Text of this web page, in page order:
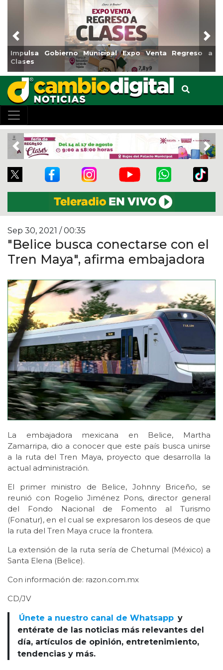
Impulsa Gobierno Municipal Expo Venta Regreso a
Clases
Previous
Previous
Sep 30, 2021 / 00:35
"Belice busca conectarse con el
Tren Maya", afirma embajadora
La embajadora mexicana en Belice, Martha
Zamarripa, dio a conocer que este país busca unirse
a la ruta del Tren Maya, proyecto que desarrolla la
actual administración.
El primer ministro de Belice, Johnny Briceño, se
reunió con Rogelio Jiménez Pons, director general
del Fondo Nacional de Fomento al Turismo
(Fonatur), en el cual se expresaron los deseos de que
la ruta del Tren Maya cruce la frontera.
La extensión de la ruta sería de Chetumal (México) a
Santa Elena (Belice).
Con información de: razon.com.mx
CD/JV
Únete a nuestro canal de Whatsapp y
entérate de las noticias más relevantes del
día, artículos de opinión, entretenimiento,
tendencias y más.